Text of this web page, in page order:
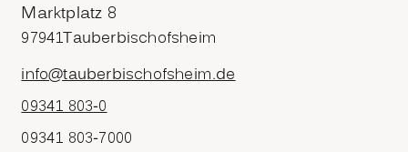
Marktplatz 8
97941Tauberbischofsheim
info@tauberbischofsheim.de
09341 803-0
09341 803-7000